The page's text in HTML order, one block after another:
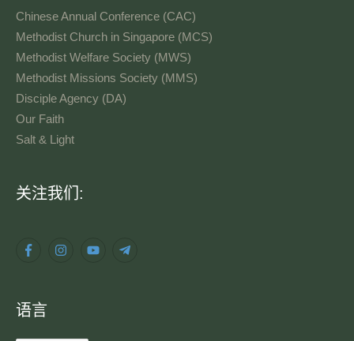
Chinese Annual Conference (CAC)
Methodist Church in Singapore (MCS)
Methodist Welfare Society (MWS)
Methodist Missions Society (MMS)
Disciple Agency (DA)
Our Faith
Salt & Light
关注我们:
语言
语